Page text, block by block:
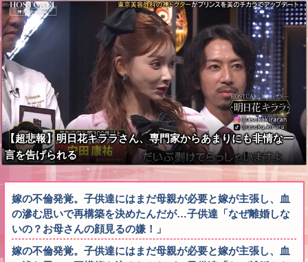
【超悲報】明日花キララさん、専門家からあまりにも非情な一
言を告げられる
嫁の不倫発覚。子供達にはまだ母親が必要と嫁が主張し、血
の滲む思いで再構築を決めたんだが…子供達「なぜ離婚しな
いの？お母さんの顔見るの嫌！」
嫁の不倫発覚。子供達にはまだ母親が必要と嫁が主張し、血